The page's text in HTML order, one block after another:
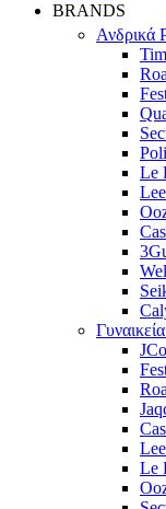
BRANDS
Ανδρικά
Le
Le